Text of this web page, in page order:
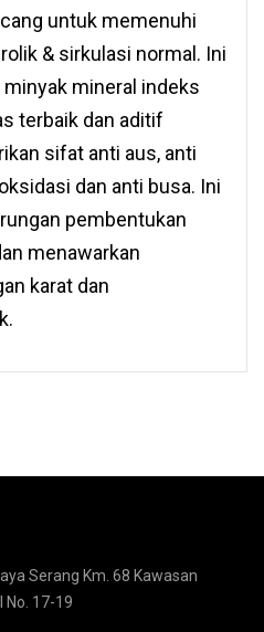
untuk memenuhi
& sirkulasi normal. Ini
mineral indeks
terbaik dan aditif
sifat anti aus, anti
dan anti busa. Ini
pembentukan
menawarkan
karat dan
Serang Km. 68 Kawasan
No. 17-19